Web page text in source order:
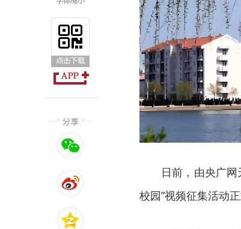
日前，由央广
校园”视频征集活动